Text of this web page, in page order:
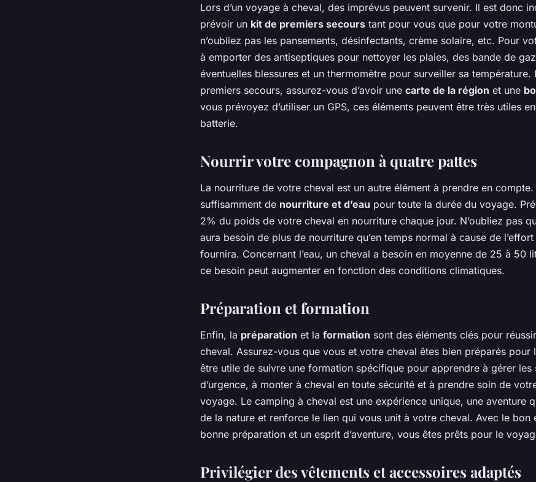
Lors d’un voyage à cheval, des imprévus peuvent survenir. Il est donc
prévoir un kit de premiers secours tant pour vous que pour votre
n’oubliez pas les pansements, désinfectants, crème solaire, etc. Pour
à emporter des antiseptiques pour nettoyer les plaies, des bande de
éventuelles blessures et un thermomètre pour surveiller sa température.
premiers secours, assurez-vous d’avoir une carte de la région et une
vous prévoyez d’utiliser un GPS, ces éléments peuvent être très utiles
batterie.
Nourrir votre compagnon à quatre pattes
La nourriture de votre cheval est un autre élément à prendre en
suffisamment de nourriture et d’eau pour toute la durée du voyage.
2% du poids de votre cheval en nourriture chaque jour. N’oubliez pas
aura besoin de plus de nourriture qu’en temps normal à cause de l’effort
fournira. Concernant l’eau, un cheval a besoin en moyenne de 25 à 50
ce besoin peut augmenter en fonction des conditions climatiques.
Préparation et formation
Enfin, la préparation et la formation sont des éléments clés pour
cheval. Assurez-vous que vous et votre cheval êtes bien préparés pour
être utile de suivre une formation spécifique pour apprendre à gérer les
d’urgence, à monter à cheval en toute sécurité et à prendre soin de
voyage. Le camping à cheval est une expérience unique, une aventure
de la nature et renforce le lien qui vous unit à votre cheval. Avec le bon
bonne préparation et un esprit d’aventure, vous êtes prêts pour le
Privilégier des vêtements et accessoires adaptés